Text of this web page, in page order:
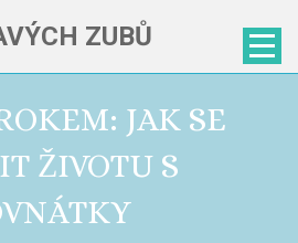
ZUBŮ
JAK SE
ŽIVOTU S